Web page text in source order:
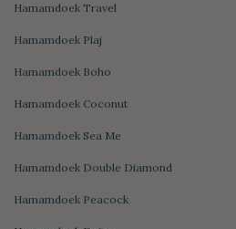
Hamamdoek Travel
Hamamdoek Plaj
Hamamdoek Boho
Hamamdoek Coconut
Hamamdoek Sea Me
Hamamdoek Double Diamond
Hamamdoek Peacock